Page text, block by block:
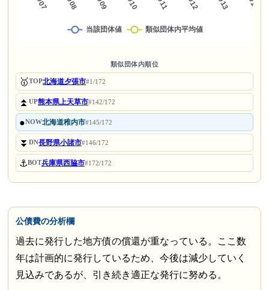
類似団体内順位
🥇TOP北海道夕張市#1/172
⏫UP熊本県上天草市#142/172
●NOW北海道稚内市#145/172
⏬DN長野県小諸市#146/172
⚓BOT兵庫県西脇市#172/172
公債費の分析欄
過去に発行した地方債の償還が重なっている。ここ数
年は計画的に発行しているため、今後は減少していく
見込みであるが、引き続き適正な発行に努める。